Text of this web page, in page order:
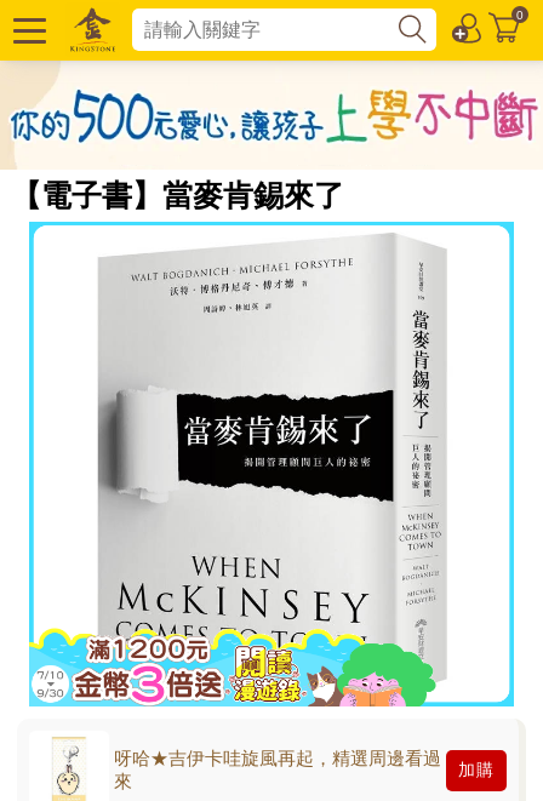
0
【電子書】當麥肯錫來了
呀哈★吉伊卡哇旋風再起，精選周邊看過
來
加購